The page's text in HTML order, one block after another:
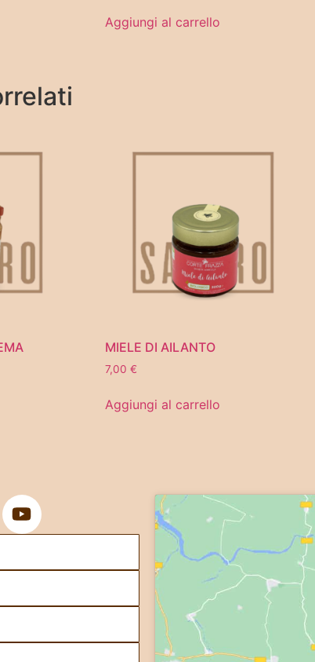
Aggiungi al carrello
MIELE DI AILANTO
7,00 €
Aggiungi al carrello